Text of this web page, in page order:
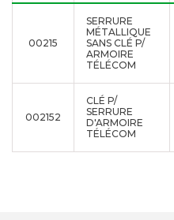
00215
SERRURE
MÉTALLIQUE
SANS CLÉ P/
ARMOIRE
TÉLÉCOM
002152
CLÉ P/
SERRURE
D'ARMOIRE
TÉLÉCOM